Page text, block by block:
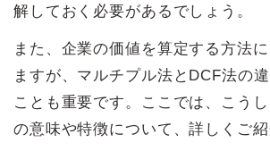
解しておく必要があるでしょう。
また、企業の価値を算定する方法
ますが、マルチプル法とDCF法の
ことも重要です。ここでは、こう
の意味や特徴について、詳しくご紹